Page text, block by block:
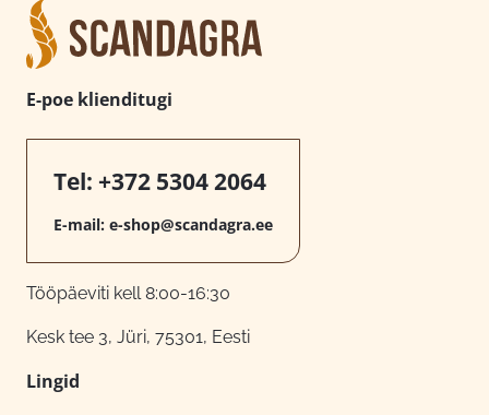
E-poe klienditugi
Tel: +372 5304 2064
E-mail: e-shop@scandagra.ee
Tööpäeviti kell 8:00-16:30
Kesk tee 3, Jüri, 75301, Eesti
Lingid